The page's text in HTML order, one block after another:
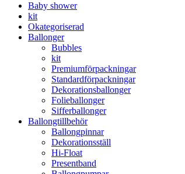
Baby shower
kit
Okategoriserad
Ballonger
Bubbles
kit
Premium­förpackningar
Standard­­förpackningar
Dekorations­ballonger
Folie­­­ballonger
Siffer­­ballonger
Ballong­tillbehör
Ballongpinnar
Dekorationsställ
Hi-Float
Presentband